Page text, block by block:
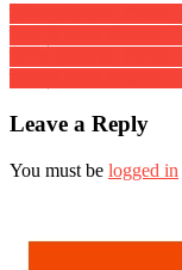
Leave a Reply
You must be logged in